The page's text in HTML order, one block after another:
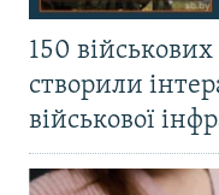
150 військових
створили
військової